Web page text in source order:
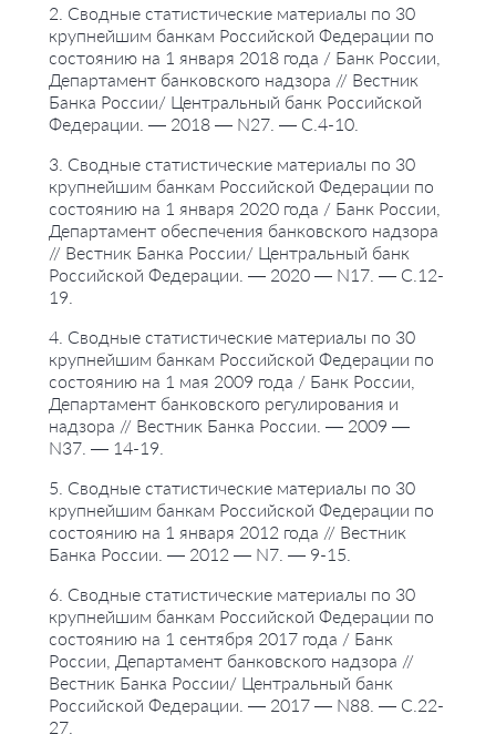
2. Сводные статистические материалы по 30
крупнейшим банкам Российской Федерации по
состоянию на 1 января 2018 года / Банк России,
Департамент банковского надзора // Вестник
Банка России/ Центральный банк Российской
Федерации. — 2018 — N27. — С.4-10.
3. Сводные статистические материалы по 30
крупнейшим банкам Российской Федерации по
состоянию на 1 января 2020 года / Банк России,
Департамент обеспечения банковского надзора
// Вестник Банка России/ Центральный банк
Российской Федерации. — 2020 — N17. — С.12-
19.
4. Сводные статистические материалы по 30
крупнейшим банкам Российской Федерации по
состоянию на 1 мая 2009 года / Банк России,
Департамент банковского регулирования и
надзора // Вестник Банка России. — 2009 —
N37. — 14-19.
5. Сводные статистические материалы по 30
крупнейшим банкам Российской Федерации по
состоянию на 1 января 2012 года // Вестник
Банка России. — 2012 — N7. — 9-15.
6. Сводные статистические материалы по 30
крупнейшим банкам Российской Федерации по
состоянию на 1 сентября 2017 года / Банк
России, Департамент банковского надзора //
Вестник Банка России/ Центральный банк
Российской Федерации. — 2017 — N88. — С.22-
27.